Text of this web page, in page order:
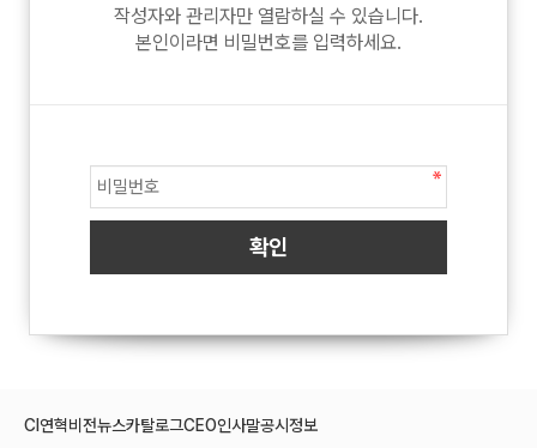
작성자와 관리자만 열람하실 수 있습니다.
본인이라면 비밀번호를 입력하세요.
CI 연혁비전뉴스카탈로그CEO인사말공시정보